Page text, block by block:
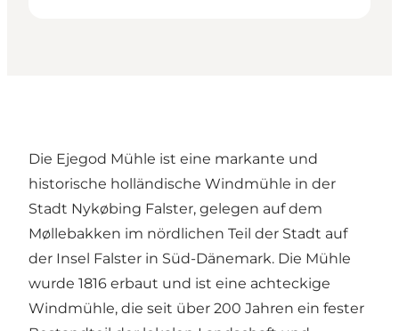
Die Ejegod Mühle ist eine markante und
historische holländische Windmühle in der
Stadt Nykøbing Falster, gelegen auf dem
Møllebakken im nördlichen Teil der Stadt auf
der Insel Falster in Süd-Dänemark. Die Mühle
wurde 1816 erbaut und ist eine achteckige
Windmühle, die seit über 200 Jahren ein fester